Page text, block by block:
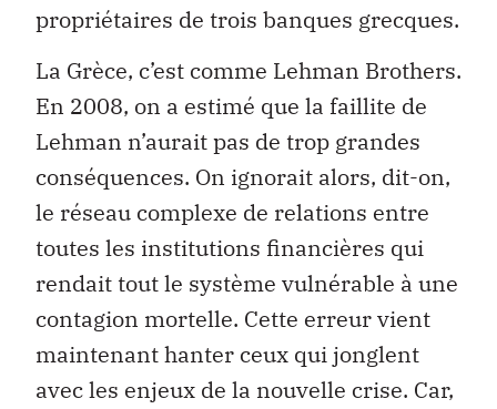
propriétaires de trois banques grecques.
La Grèce, c’est comme Lehman Brothers.
En 2008, on a estimé que la faillite de
Lehman n’aurait pas de trop grandes
conséquences. On ignorait alors, dit-on,
le réseau complexe de relations entre
toutes les institutions financières qui
rendait tout le système vulnérable à une
contagion mortelle. Cette erreur vient
maintenant hanter ceux qui jonglent
avec les enjeux de la nouvelle crise. Car,